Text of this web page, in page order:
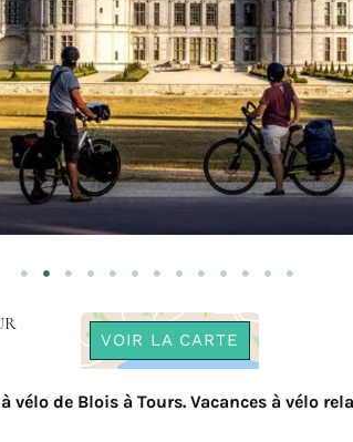
VOIR LA CARTE
vélo de Blois à Tours. Vacances à vélo